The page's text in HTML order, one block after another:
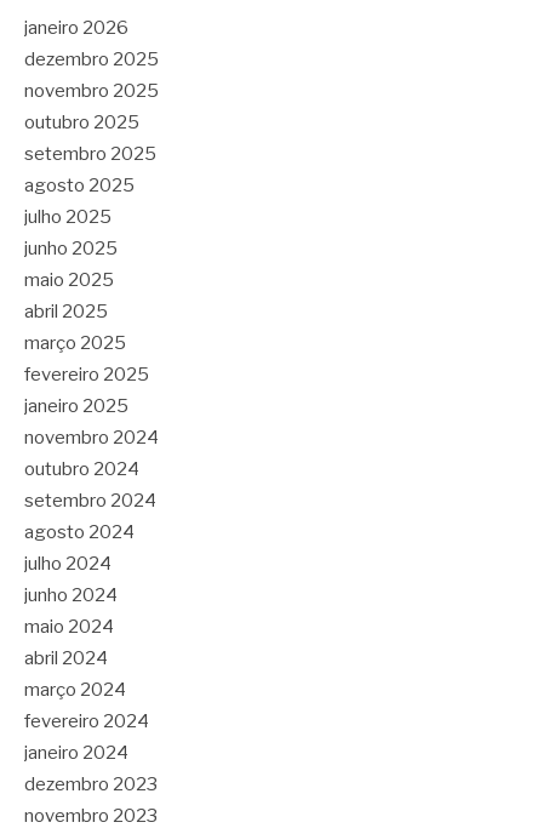
janeiro 2026
dezembro 2025
novembro 2025
outubro 2025
setembro 2025
agosto 2025
julho 2025
junho 2025
maio 2025
abril 2025
março 2025
fevereiro 2025
janeiro 2025
novembro 2024
outubro 2024
setembro 2024
agosto 2024
julho 2024
junho 2024
maio 2024
abril 2024
março 2024
fevereiro 2024
janeiro 2024
dezembro 2023
novembro 2023